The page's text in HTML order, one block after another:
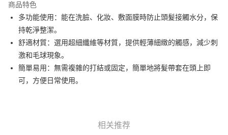
AlipayHK
PayMe
WeChat Pay
其他转移资金的方式
相关说明
商品特色
多功能使用：能在洗臉、化妝、敷面膜時防止頭髮接觸水分，保
持乾淨整潔。
舒適材質：選用超細纖維等材質，提供輕薄細緻的觸感，減少刺
激和毛球現象。
簡單易用：無需複雜的打結或固定，簡單地將髮帶套在頭上即
可，方便日常使用。
相关推荐